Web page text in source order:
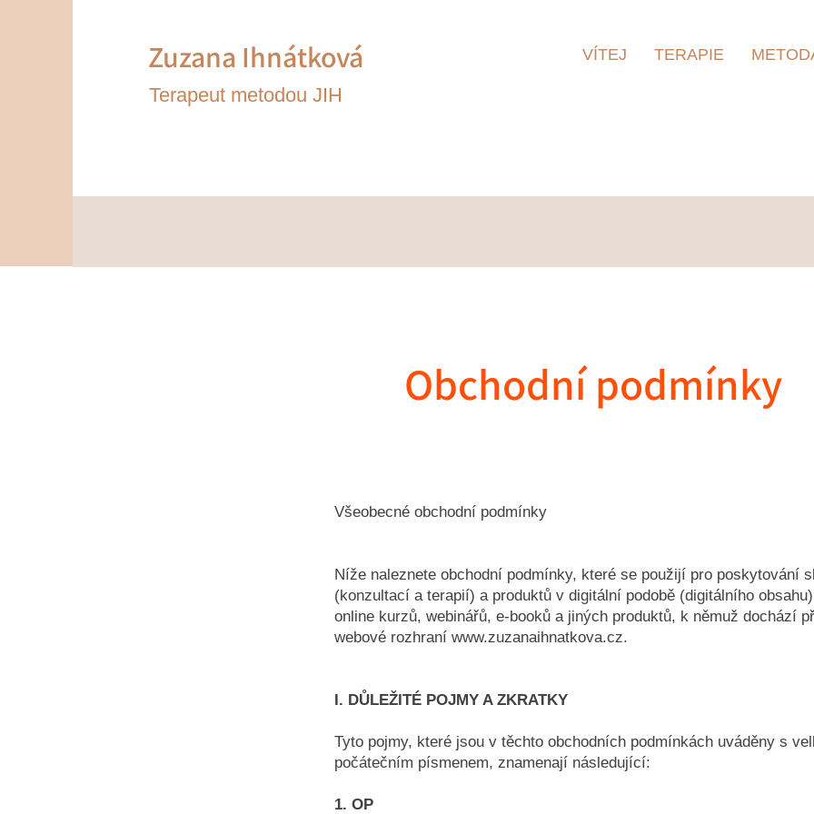
Terapeut metodou JIH
Zuzana Ihnátková VÍTEJ TERAPIE
Obchodní podmínky
Všeobecné obchodní podmínky
Níže naleznete obchodní podmínky, které se použijí pro poskytování
(konzultací a terapií) a produktů v digitální podobě (digitálního
online kurzů, webinářů, e-booků a jiných produktů, k němuž dochází
webové rozhraní www.zuzanaihnatkova.cz.
I. DŮLEŽITÉ POJMY A ZKRATKY
Tyto pojmy, které jsou v těchto obchodních podmínkách uváděny s
počátečním písmenem, znamenají následující:
1. OP